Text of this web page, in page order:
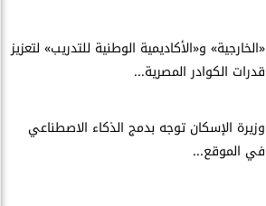
​«الخارجية» و«الأكاديمية الوطنية للتدريب» لتعزيز
قدرات الكوادر المصرية...
​وزيرة الإسكان توجه بدمج الذكاء الاصطناعي
في الموقع...